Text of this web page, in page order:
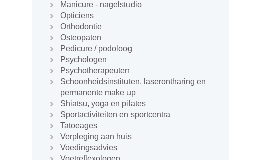
Manicure - nagelstudio
Opticiens
Orthodontie
Osteopaten
Pedicure / podoloog
Psychologen
Psychotherapeuten
Schoonheidsinstituten, laserontharing en
permanente make up
Shiatsu, yoga en pilates
Sportactiviteiten en sportcentra
Tatoeages
Verpleging aan huis
Voedingsadvies